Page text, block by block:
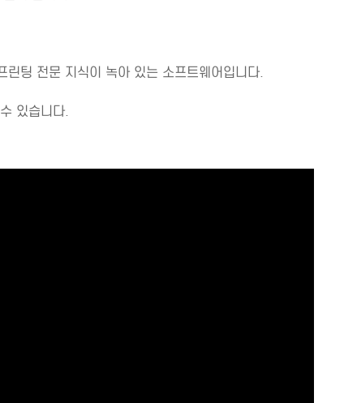
팅 전문 지식이 녹아 있는 소프트웨어입니다.
있습니다.